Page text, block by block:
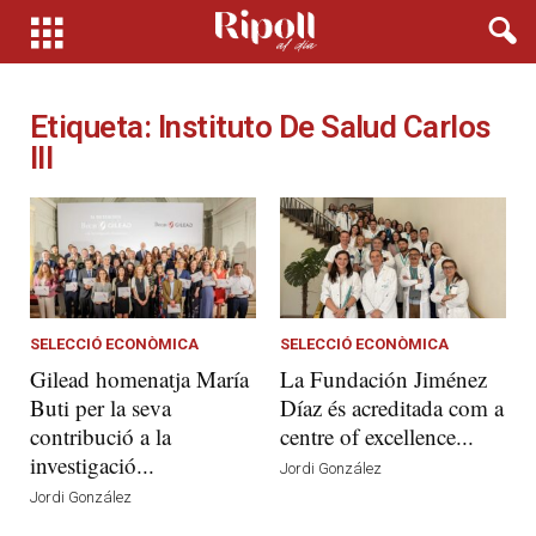
Etiqueta: Instituto De Salud Carlos
III
SELECCIÓ ECONÒMICA
Gilead homenatja María
Buti per la seva
contribució a la
investigació...
Jordi González
SELECCIÓ ECONÒMICA
La Fundación Jiménez
Díaz és acreditada com a
centre of excellence...
Jordi González